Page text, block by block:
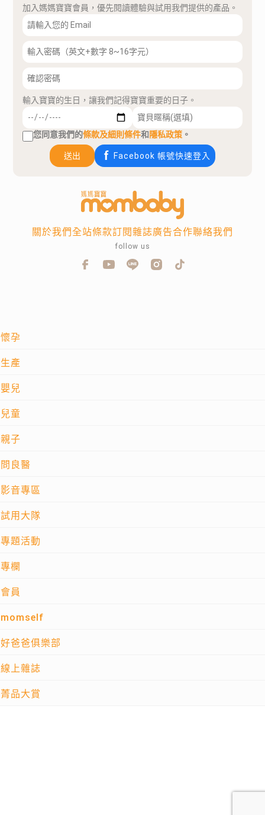
加入媽媽寶寶會員，優先閱讀體驗與試用我們提供的產品。
輸入寶寶的生日，讓我們記得寶寶重要的日子。
您同意我們的條款及細則條件和隱私政策 。
送出 Facebook 帳號快速登入
懷孕
生產
嬰兒
兒童
親子
問良醫
影音專區
試用大隊
專題活動
專欄
會員
momself
好爸爸俱樂部
線上雜誌
菁品大賞
關於我們全站條款訂閱雜誌廣告合作聯絡我們
follow us